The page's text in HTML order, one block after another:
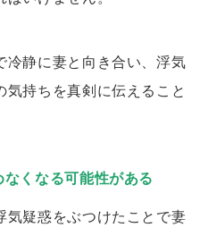
冷静に妻と向き合い、浮気
気持ちを真剣に伝えること
くなる可能性がある
気疑惑をぶつけたことで妻